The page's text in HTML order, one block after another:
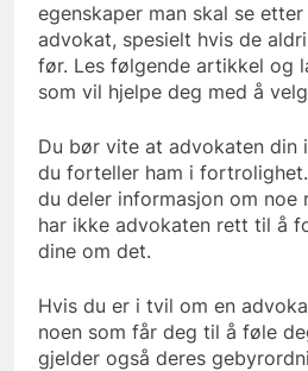
egenskaper man skal se
advokat, spesielt hvis de
før. Les følgende artikkel og
som vil hjelpe deg med å
Du bør vite at advokaten din
du forteller ham i
du deler informasjon om noe
har ikke advokaten rett til å
dine om det.
Hvis du er i tvil om en
noen som får deg til å føle
gjelder også deres